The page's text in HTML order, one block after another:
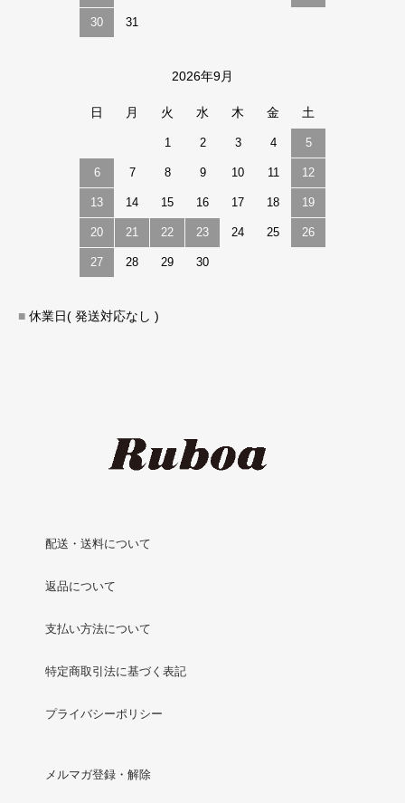
30 31
2026年9月
日 月 火 水 木 金 土
1 2 3 4 5
6 7 8 9 10 11 12
13 14 15 16 17 18 19
20 21 22 23 24 25 26
27 28 29 30
■ 休業日( 発送対応なし )
配送・送料について
返品について
支払い方法について
特定商取引法に基づく表記
プライバシーポリシー
メルマガ登録・解除